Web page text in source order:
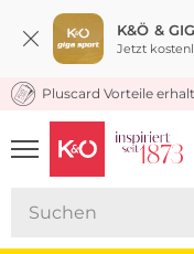
K&Ö &
Jetzt
Pluscard Vorteile
UNSERE APP
CLICK &